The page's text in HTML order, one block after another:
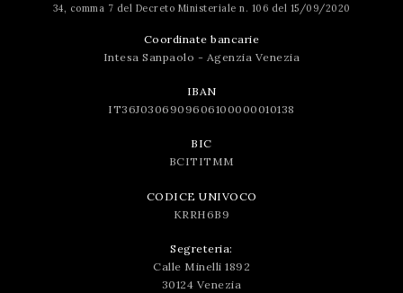
34, comma 7 del Decreto Ministeriale n. 106 del 15/09/2020
Coordinate bancarie
Intesa Sanpaolo - Agenzia Venezia
IBAN
IT36J0306909606100000010138
BIC
BCITITMM
CODICE UNIVOCO
KRRH6B9
Segreteria:
Calle Minelli 1892
30124 Venezia